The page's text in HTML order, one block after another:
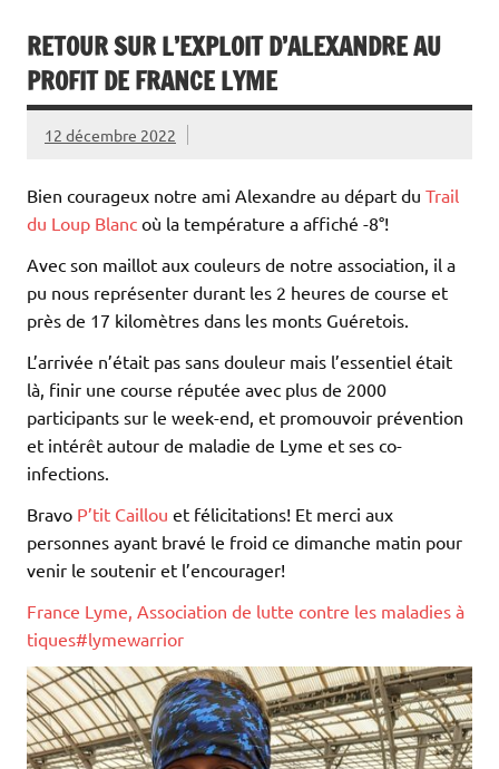
RETOUR SUR L’EXPLOIT D’ALEXANDRE AU
PROFIT DE FRANCE LYME
12 décembre 2022
Bien courageux notre ami Alexandre au départ du Trail
du Loup Blanc où la température a affiché -8°!
Avec son maillot aux couleurs de notre association, il a
pu nous représenter durant les 2 heures de course et
près de 17 kilomètres dans les monts Guéretois.
L’arrivée n’était pas sans douleur mais l’essentiel était
là, finir une course réputée avec plus de 2000
participants sur le week-end, et promouvoir prévention
et intérêt autour de maladie de Lyme et ses co-
infections.
Bravo P’tit Caillou et félicitations! Et merci aux
personnes ayant bravé le froid ce dimanche matin pour
venir le soutenir et l’encourager!
France Lyme, Association de lutte contre les maladies à
tiques#lymewarrior